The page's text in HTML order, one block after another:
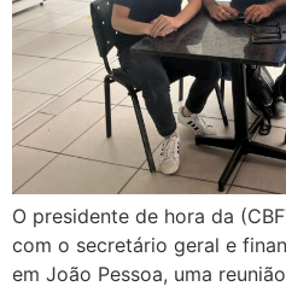
O presidente de hora da
com o secretário geral e
em João Pessoa, uma